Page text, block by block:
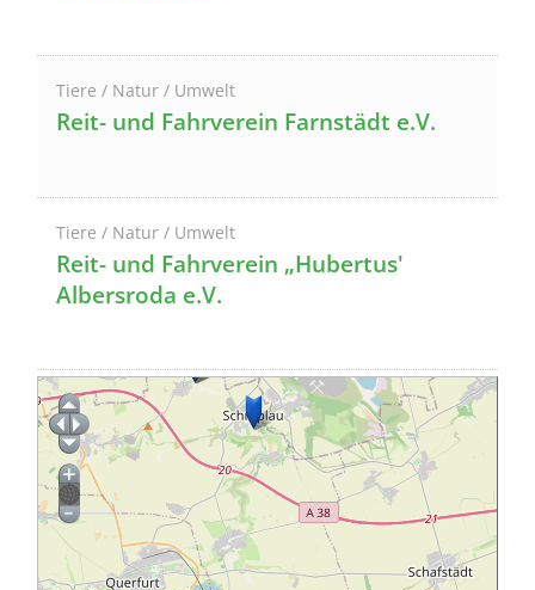
Tiere / Natur / Umwelt
Reit- und Fahrverein Farnstädt e.V.
Tiere / Natur / Umwelt
Reit- und Fahrverein „Hubertus'
Albersroda e.V.